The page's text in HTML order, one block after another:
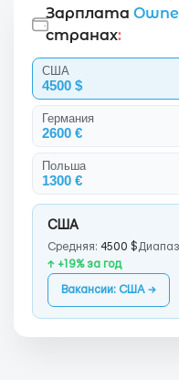
Зарплата
странах:
США
4500 $
Германия
2600 €
Польша
1300 €
США
Средняя: 4500 $
↑ +19% за год
Вакансии: США →